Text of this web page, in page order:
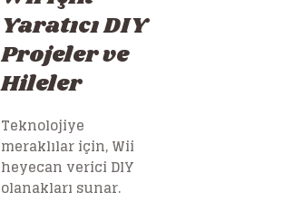
Yaratıcı DIY
Projeler ve
Hileler
Teknolojiye
meraklılar için, Wii
heyecan verici DIY
olanakları sunar.